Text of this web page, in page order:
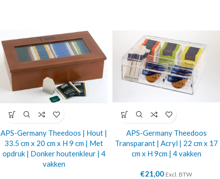
APS-Germany Theedoos | Hout |
33.5 cm x 20 cm x H 9 cm | Met
opdruk | Donker houtenkleur | 4
vakken
APS-Germany Theedoos
Transparant | Acryl | 22 cm x 17
cm x H 9cm | 4 vakken
€21,00 Excl. BTW